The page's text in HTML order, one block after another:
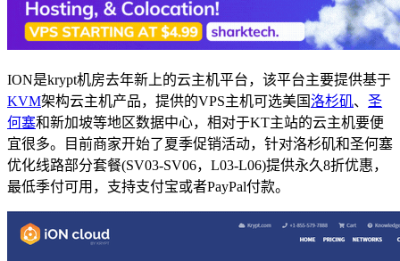
ION是krypt机房去年新上的云主机平台，该平台主要提供基于
KVM架构云主机产品，提供的VPS主机可选美国洛杉矶、 圣
何塞和新加坡等地区数据中心，相对于KT主站的云主机要便
宜很多。目前商家开始了夏季促销活动，针对洛杉矶和圣何塞
优化线路部分套餐(SV03-SV06，L03-L06)提供永久8折优惠，
最低季付可用，支持支付宝或者PayPal付款。